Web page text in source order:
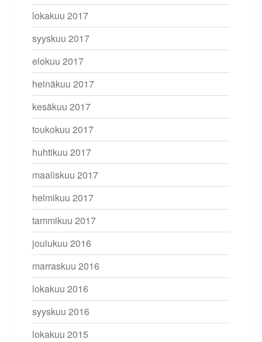
lokakuu 2017
syyskuu 2017
elokuu 2017
heinäkuu 2017
kesäkuu 2017
toukokuu 2017
huhtikuu 2017
maaliskuu 2017
helmikuu 2017
tammikuu 2017
joulukuu 2016
marraskuu 2016
lokakuu 2016
syyskuu 2016
lokakuu 2015